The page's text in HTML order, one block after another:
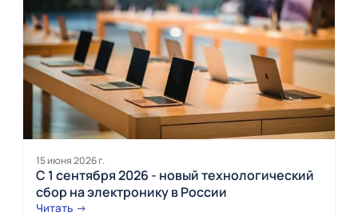
15 июня 2026 г.
С 1 сентября 2026 - новый технологический
сбор на электронику в России
Читать →